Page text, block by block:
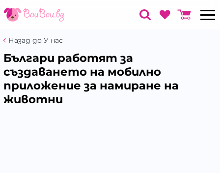
Назад до У нас
Българи работят за
създаването на мобилно
приложение за намиране на
животни